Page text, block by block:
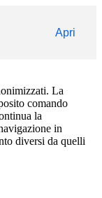
Apri
La
comando
la
in
diversi da quelli